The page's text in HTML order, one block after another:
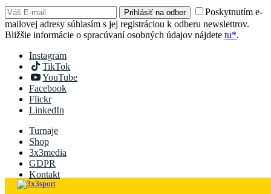
Prihlásiť na odber
Poskytnutím e-
mailovej adresy súhlasím s jej registráciou k odberu newslettrov.
Bližšie informácie o spracúvaní osobných údajov nájdete tu*.
Instagram
TikTok
YouTube
Facebook
Flickr
LinkedIn
Turnaje
Shop
3x3media
GDPR
Kontakt